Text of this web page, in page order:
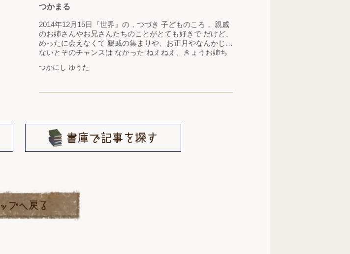
つかまる
2014年12月15日『世界』の，つづき 子どものころ， 親戚
のお姉さんやお兄さんたちのことがとても好きで だけど、
めったに会えなくて 親戚の集まりや、お正月やなんかじゃ
ないとそのチャンスは なかった ねえねえ、きょうお姉ち
て、 うざったく思われたりしていた たくさん遊んでもら
つかにし ゆうた